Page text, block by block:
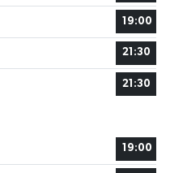
19:00
21:30
21:30
19:00